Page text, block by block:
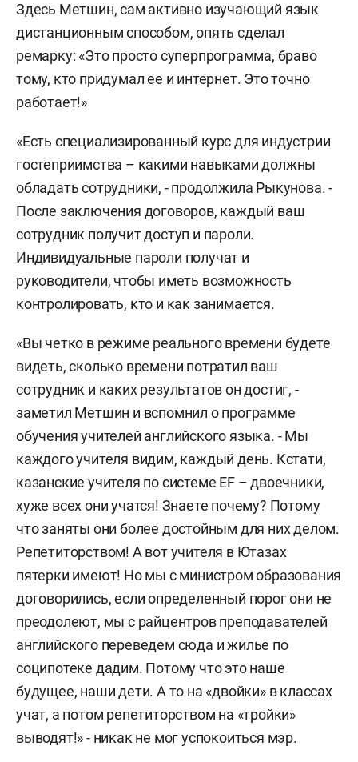
Здесь Метшин, сам активно изучающий язык
дистанционным способом, опять сделал
ремарку: «Это просто суперпрограмма, браво
тому, кто придумал ее и интернет. Это точно
работает!»
«Есть специализированный курс для индустрии
гостеприимства – какими навыками должны
обладать сотрудники, - продолжила Рыкунова. -
После заключения договоров, каждый ваш
сотрудник получит доступ и пароли.
Индивидуальные пароли получат и
руководители, чтобы иметь возможность
контролировать, кто и как занимается.
«Вы четко в режиме реального времени будете
видеть, сколько времени потратил ваш
сотрудник и каких результатов он достиг, -
заметил Метшин и вспомнил о программе
обучения учителей английского языка. - Мы
каждого учителя видим, каждый день. Кстати,
казанские учителя по системе EF – двоечники,
хуже всех они учатся! Знаете почему? Потому
что заняты они более достойным для них делом.
Репетиторством! А вот учителя в Ютазах
пятерки имеют! Но мы с министром образования
договорились, если определенный порог они не
преодолеют, мы с райцентров преподавателей
английского переведем сюда и жилье по
соципотеке дадим. Потому что это наше
будущее, наши дети. А то на «двойки» в классах
учат, а потом репетиторством на «тройки»
выводят!» - никак не мог успокоиться мэр.